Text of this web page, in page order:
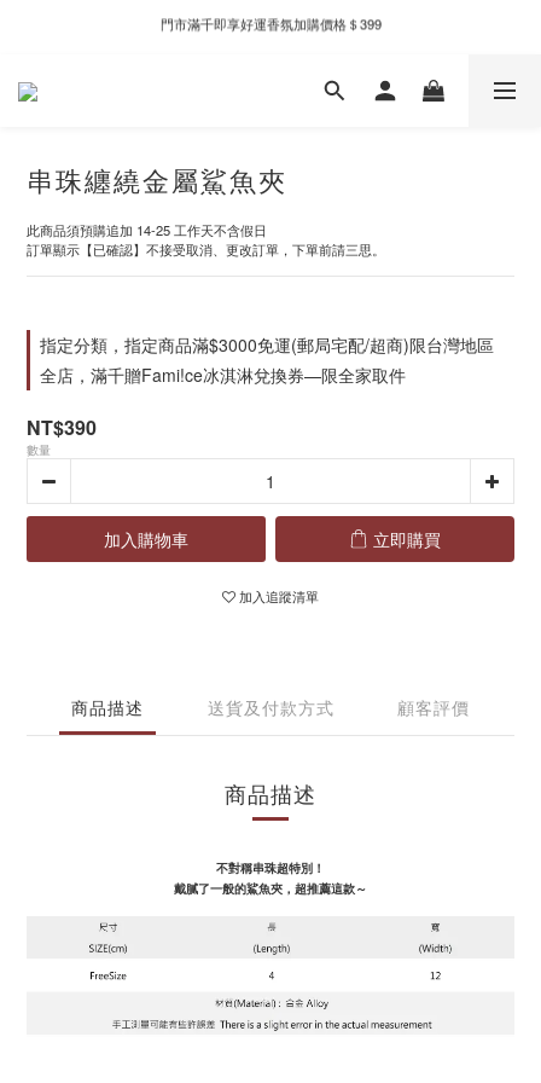
新自製款系列首批限時優惠｜單件95折，任兩件9折
門市滿千即享好運香氛加購價格＄399
串珠纏繞金屬鯊魚夾
此商品須預購追加 14-25 工作天不含假日
訂單顯示【已確認】不接受取消、更改訂單，下單前請三思。
指定分類，指定商品滿$3000免運(郵局宅配/超商)限台灣地區
全店，滿千贈Fami!ce冰淇淋兌換券—限全家取件
NT$390
數量
加入購物車 立即購買
加入追蹤清單
商品描述 送貨及付款方式 顧客評價
商品描述
不對稱串珠超特別！
戴膩了一般的鯊魚夾，超推薦這款～